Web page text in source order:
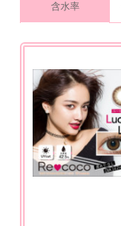
含水率